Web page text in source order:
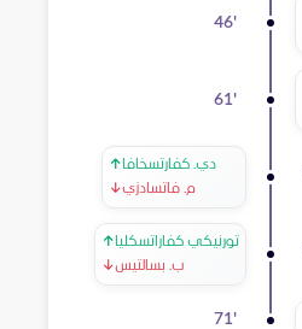
46'
61'
↑دي. كفارتسخافا
↓م. فاتسادزي
↑تورنيكي كفاراتسكليا
↓ب. بسالتيس
71'